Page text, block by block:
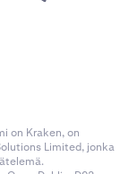
on Kraken, on
Limited, jonka